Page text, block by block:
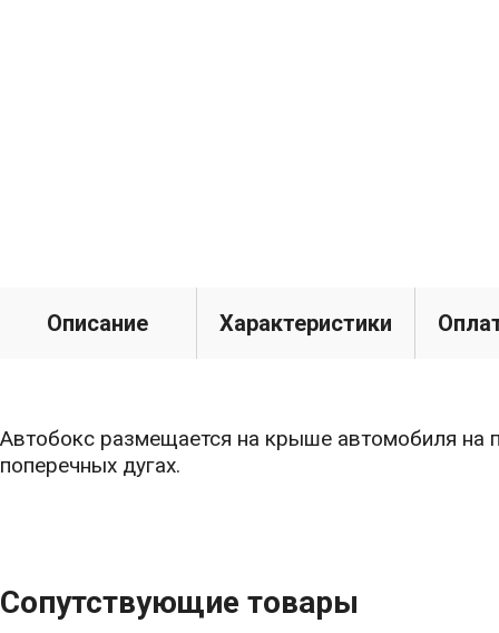
Описание Характеристики
Автобокс размещается на крыше автомобиля на
поперечных дугах.
Сопутствующие товары